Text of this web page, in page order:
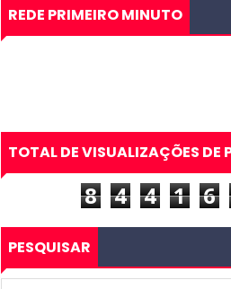
REDE PRIMEIRO MINUTO
TOTAL DE VISUALIZAÇÕES DE
8 4 4 1 6
PESQUISAR